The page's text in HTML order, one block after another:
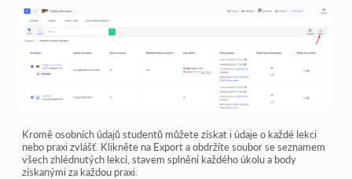
Kromě osobních údajů studentů můžete získat i údaje o každé lekci
nebo praxi zvlášť. Klikněte na Exporta obdržíte soubor se seznamem
všech zhlédnutých lekcí, stavem splnění každého úkolu a body
získanými za každou praxi.